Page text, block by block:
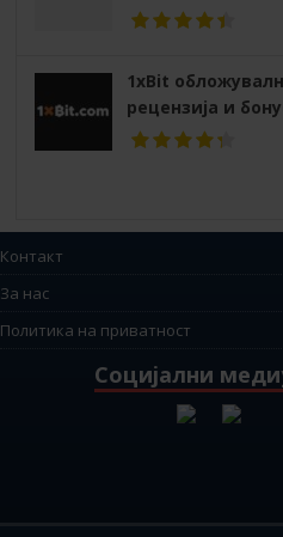
1xBit
рецензија и
Контакт
За нас
Политика на приватност
Социјални